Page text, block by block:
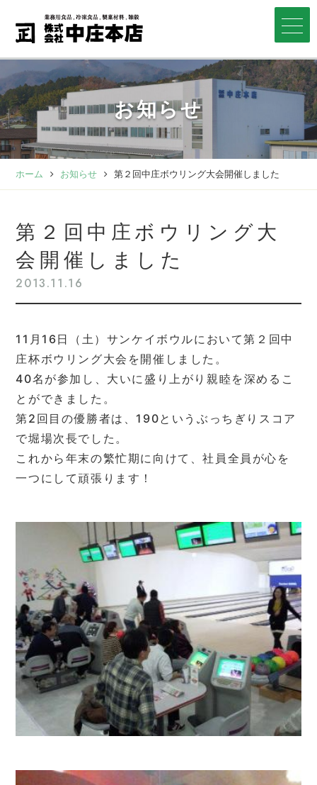
お知らせ
ホーム お知らせ 第２回中庄ボウリング大会開催しました
第２回中庄ボウリング大
会開催しました
2013.11.16
11月16日（土）サンケイボウルにおいて第２回中
庄杯ボウリング大会を開催しました。
40名が参加し、大いに盛り上がり親睦を深めるこ
とができました。
第2回目の優勝者は、190というぶっちぎりスコア
で堀場次長でした。
これから年末の繁忙期に向けて、社員全員が心を
一つにして頑張ります！